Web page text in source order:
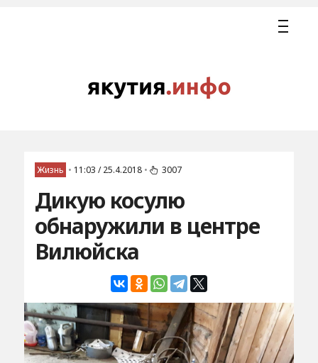
Жизнь • 11:03 / 25.4.2018 • 3007
Дикую косулю
обнаружили в центре
Вилюйска